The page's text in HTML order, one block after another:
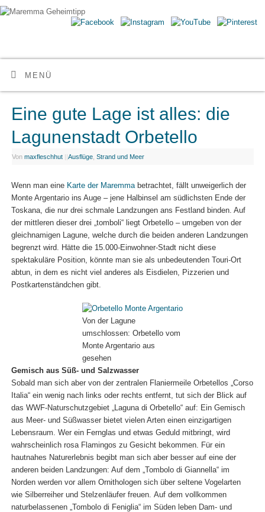
Maremma Geheimtipp
MENÜ
Eine gute Lage ist alles: die
Lagunenstadt Orbetello
Von maxfleschhut ||Ausflüge, Strand und Meer
Wenn man eine Karte der Maremmabetrachtet, fällt unweigerlich der
Monte Argentario ins Auge – jene Halbinsel am südlichsten Ende der
Toskana, die nur drei schmale Landzungen ans Festland binden. Auf
der mittleren dieser drei „tomboli“ liegt Orbetello – umgeben von der
gleichnamigen Lagune, welche durch die beiden anderen Landzungen
begrenzt wird. Hätte die 15.000-Einwohner-Stadt nicht diese
spektakuläre Position, könnte man sie als unbedeutenden Touri-Ort
abtun, in dem es nicht viel anderes als Eisdielen, Pizzerien und
Postkartenständchen gibt.
Von der Lagune
umschlossen: Orbetello vom
Monte Argentario aus
gesehen
Gemisch aus Süß- und Salzwasser
Sobald man sich aber von der zentralen Flaniermeile Orbetellos „Corso
Italia“ ein wenig nach links oder rechts entfernt, tut sich der Blick auf
das WWF-Naturschutzgebiet „Laguna di Orbetello“ auf: Ein Gemisch
aus Meer- und Süßwasser bietet vielen Arten einen einzigartigen
Lebensraum. Wer ein Fernglas und etwas Geduld mitbringt, wird
wahrscheinlich rosa Flamingos zu Gesicht bekommen. Für ein
hautnahes Naturerlebnis begibt man sich aber besser auf eine der
anderen beiden Landzungen: Auf dem „Tombolo di Giannella“ im
Norden werden vor allem Ornithologen sich über seltene Vogelarten
wie Silberreiher und Stelzenläufer freuen. Auf dem vollkommen
naturbelassenen „Tombolo di Feniglia“ im Süden leben Dam- und